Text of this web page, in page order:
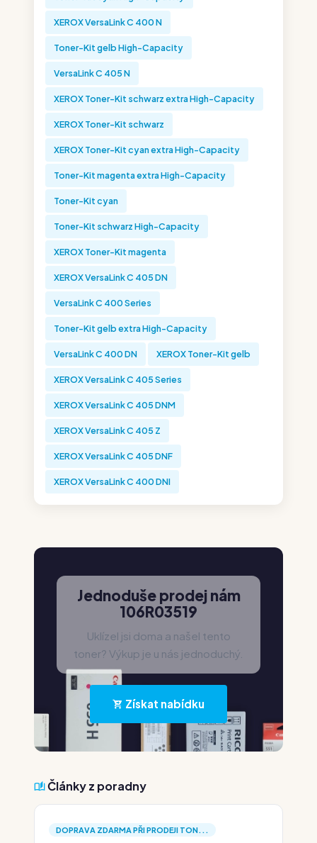
XEROX VersaLink C 400 N
Toner-Kit gelb High-Capacity
VersaLink C 405 N
XEROX Toner-Kit schwarz extra High-Capacity
XEROX Toner-Kit schwarz
XEROX Toner-Kit cyan extra High-Capacity
Toner-Kit magenta extra High-Capacity
Toner-Kit cyan
Toner-Kit schwarz High-Capacity
XEROX Toner-Kit magenta
XEROX VersaLink C 405 DN
VersaLink C 400 Series
Toner-Kit gelb extra High-Capacity
VersaLink C 400 DN XEROX Toner-Kit gelb
XEROX VersaLink C 405 Series
XEROX VersaLink C 405 DNM
XEROX VersaLink C 405 Z
XEROX VersaLink C 405 DNF
XEROX VersaLink C 400 DNI
Jednoduše prodej nám
106R03519
Uklízel jsi doma a našel tento
toner? Výkup je u nás jednoduchý.
Získat nabídku
Články z poradny
DOPRAVA ZDARMA PŘI PRODEJI TON...